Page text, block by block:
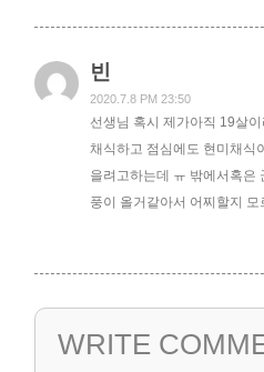
빈
2020.7.8 PM 23:50
선생님 혹시 제가아직 19살
채식하고 점심에도 현미채식
을려고하는데 ㅠ 밖에서혹은
풍이 올거같아서 어찌할지 모
WRITE